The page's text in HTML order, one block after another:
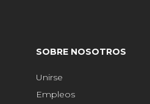
SOBRE NOSOTROS
Unirse
Empleos